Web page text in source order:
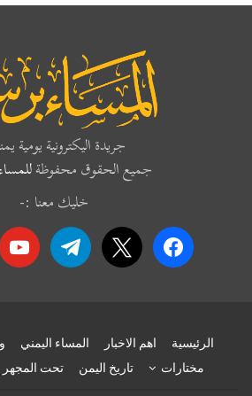
جريدة اليكترونية يومية
جميع الحقوق محفوظة
خليك معنا :-
facebook
x
telegram
youtube
الرئيسية اهم الاخبار المساء اليمني
مختارات
تاريخ اليمن تحت المجهر